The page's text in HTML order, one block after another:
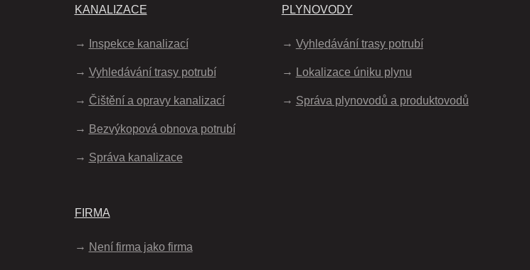
KANALIZACE
Inspekce kanalizací
Vyhledávání trasy potrubí
Čištění a opravy kanalizací
Bezvýkopová obnova potrubí
Správa kanalizace
FIRMA
Není firma jako firma
PLYNOVODY
Vyhledávání trasy potrubí
Lokalizace úniku plynu
Správa plynovodů a produktovodů